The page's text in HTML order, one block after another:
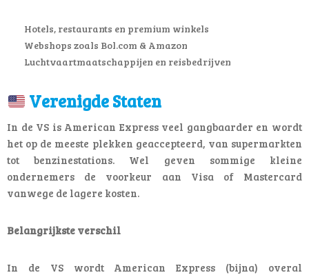
Hotels, restaurants en premium winkels
Webshops zoals Bol.com & Amazon
Luchtvaartmaatschappijen en reisbedrijven
Verenigde Staten
In de VS is American Express veel gangbaarder en wordt
het op de meeste plekken geaccepteerd, van supermarkten
tot benzinestations. Wel geven sommige kleine
ondernemers de voorkeur aan Visa of Mastercard
vanwege de lagere kosten.
Belangrijkste verschil
In de VS wordt American Express (bijna) overal